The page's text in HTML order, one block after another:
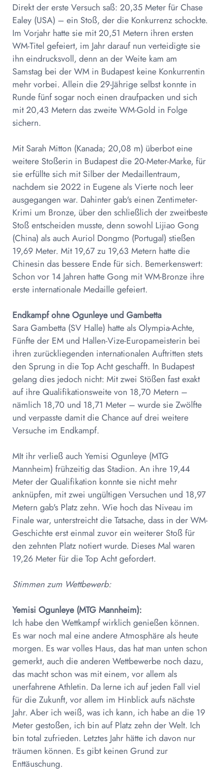
Direkt der erste Versuch saß: 20,35 Meter für Chase
Ealey (USA) – ein Stoß, der die Konkurrenz schockte.
Im Vorjahr hatte sie mit 20,51 Metern ihren ersten
WM-Titel gefeiert, im Jahr darauf nun verteidigte sie
ihn eindrucksvoll, denn an der Weite kam am
Samstag bei der WM in Budapest keine Konkurrentin
mehr vorbei. Allein die 29-Jährige selbst konnte in
Runde fünf sogar noch einen draufpacken und sich
mit 20,43 Metern das zweite WM-Gold in Folge
sichern.
Mit Sarah Mitton (Kanada; 20,08 m) überbot eine
weitere Stoßerin in Budapest die 20-Meter-Marke, für
sie erfüllte sich mit Silber der Medaillentraum,
nachdem sie 2022 in Eugene als Vierte noch leer
ausgegangen war. Dahinter gab's einen Zentimeter-
Krimi um Bronze, über den schließlich der zweitbeste
Stoß entscheiden musste, denn sowohl Lijiao Gong
(China) als auch Auriol Dongmo (Portugal) stießen
19,69 Meter. Mit 19,67 zu 19,63 Metern hatte die
Chinesin das bessere Ende für sich. Bemerkenswert:
Schon vor 14 Jahren hatte Gong mit WM-Bronze ihre
erste internationale Medaille gefeiert.
Endkampf ohne Ogunleye und Gambetta
Sara Gambetta (SV Halle) hatte als Olympia-Achte,
Fünfte der EM und Hallen-Vize-Europameisterin bei
ihren zurückliegenden internationalen Auftritten stets
den Sprung in die Top Acht geschafft. In Budapest
gelang dies jedoch nicht: Mit zwei Stößen fast exakt
auf ihre Qualifikationsweite von 18,70 Metern –
nämlich 18,70 und 18,71 Meter – wurde sie Zwölfte
und verpasste damit die Chance auf drei weitere
Versuche im Endkampf.
MIt ihr verließ auch Yemisi Ogunleye (MTG
Mannheim) frühzeitig das Stadion. An ihre 19,44
Meter der Qualifikation konnte sie nicht mehr
anknüpfen, mit zwei ungültigen Versuchen und 18,97
Metern gab's Platz zehn. Wie hoch das Niveau im
Finale war, unterstreicht die Tatsache, dass in der WM-
Geschichte erst einmal zuvor ein weiterer Stoß für
den zehnten Platz notiert wurde. Dieses Mal waren
19,26 Meter für die Top Acht gefordert.
Stimmen zum Wettbewerb:
Yemisi Ogunleye (MTG Mannheim):
Ich habe den Wettkampf wirklich genießen können.
Es war noch mal eine andere Atmosphäre als heute
morgen. Es war volles Haus, das hat man unten schon
gemerkt, auch die anderen Wettbewerbe noch dazu,
das macht schon was mit einem, vor allem als
unerfahrene Athletin. Da lerne ich auf jeden Fall viel
für die Zukunft, vor allem im Hinblick aufs nächste
Jahr. Aber ich weiß, was ich kann, ich habe an die 19
Meter gestoßen, ich bin auf Platz zehn der Welt. Ich
bin total zufrieden. Letztes Jahr hätte ich davon nur
träumen können. Es gibt keinen Grund zur
Enttäuschung.